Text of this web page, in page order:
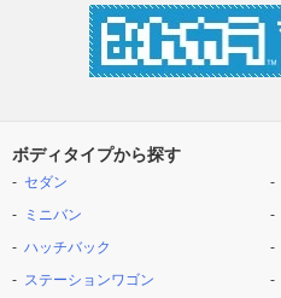
ボディタイプから探す
セダン
ミニバン
ハッチバック
ステーションワゴン